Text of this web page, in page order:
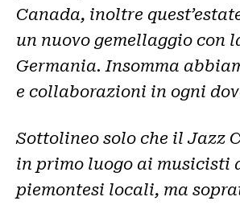
Canada, inoltre
un nuovo gemellaggio con
Germania. Insomma
e collaborazioni in ogni
Sottolineo solo che il Jazz
in primo luogo ai musicisti
piemontesi locali, ma